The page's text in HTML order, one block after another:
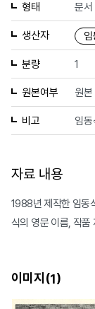
형태 문서
생산자
분량 1
원본여부 원본
비고 임
자료 내용
1988년 제작한 임동
식의 영문 이름, 작품
이미지(1)